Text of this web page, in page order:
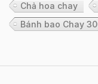
Chả hoa chay
Bánh bao Chay